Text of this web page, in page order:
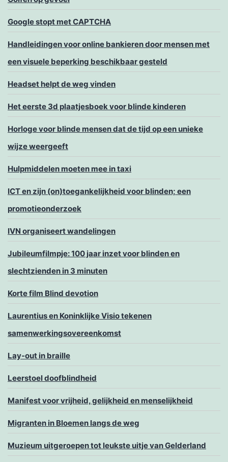
Google stopt met CAPTCHA
Handleidingen voor online bankieren door mensen met
een visuele beperking beschikbaar gesteld
Headset helpt de weg vinden
Het eerste 3d plaatjesboek voor blinde kinderen
Horloge voor blinde mensen dat de tijd op een unieke
wijze weergeeft
Hulpmiddelen moeten mee in taxi
ICT en zijn (on)toegankelijkheid voor blinden; een
promotieonderzoek
IVN organiseert wandelingen
Jubileumfilmpje: 100 jaar inzet voor blinden en
slechtzienden in 3 minuten
Korte film Blind devotion
Laurentius en Koninklijke Visio tekenen
samenwerkingsovereenkomst
Lay-out in braille
Leerstoel doofblindheid
Manifest voor vrijheid, gelijkheid en menselijkheid
Migranten in Bloemen langs de weg
Muzieum uitgeroepen tot leukste uitje van Gelderland